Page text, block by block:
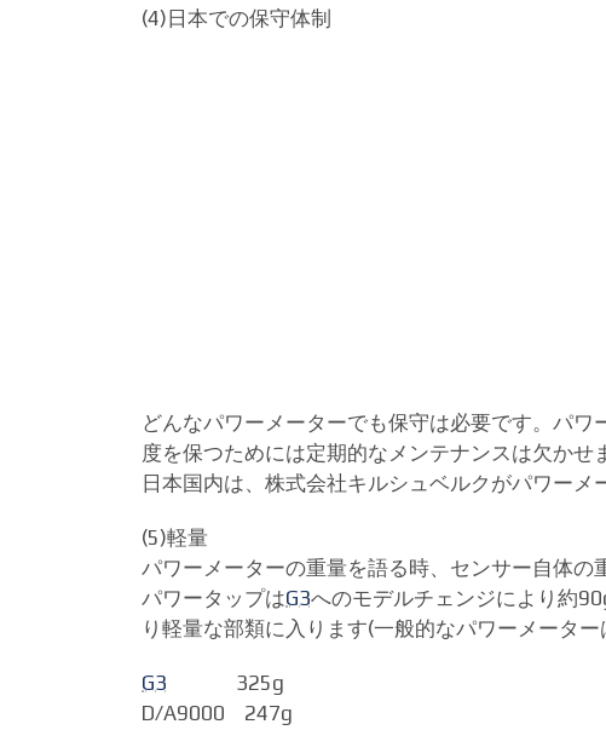
(4)日本での保守体制
どんなパワーメーターでも保守は必要です。パ
度を保つためには定期的なメンテナンスは欠かせ
日本国内は、株式会社キルシュベルクがパワー
(5)軽量
パワーメーターの重量を語る時、センサー自体の
パワータップはG3へのモデルチェンジにより約
り軽量な部類に入ります(一般的なパワーメータ
G3 325g
D/A9000 247g